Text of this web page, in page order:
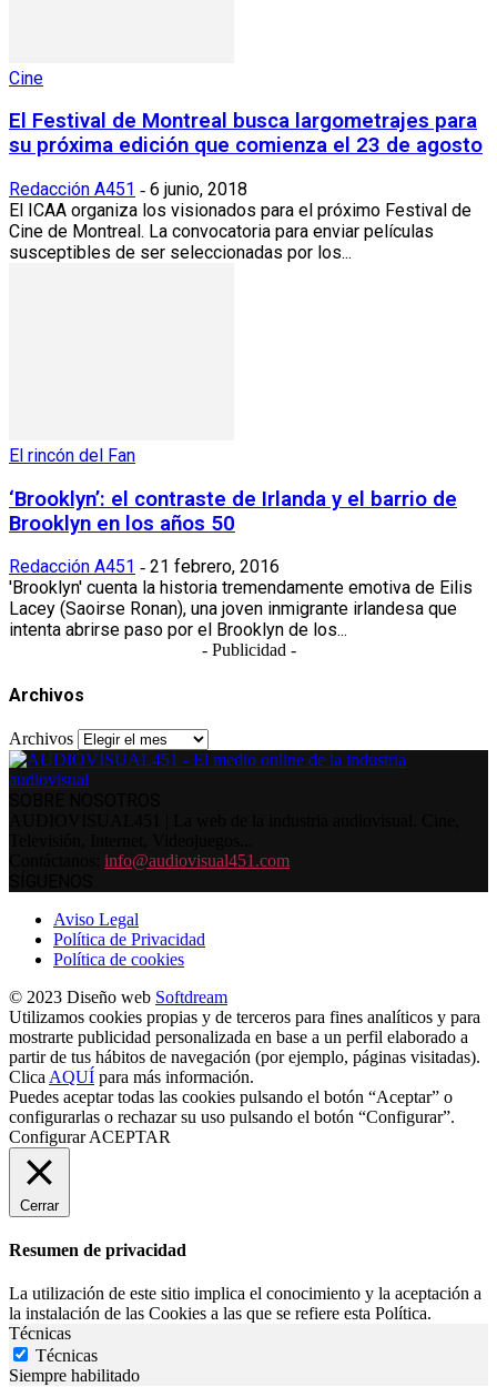
Cine
El Festival de Montreal busca largometrajes para
su próxima edición que comienza el 23 de agosto
Redacción A451 - 6 junio, 2018
El ICAA organiza los visionados para el próximo Festival de
Cine de Montreal. La convocatoria para enviar películas
susceptibles de ser seleccionadas por los...
El rincón del Fan
‘Brooklyn’: el contraste de Irlanda y el barrio de
Brooklyn en los años 50
Redacción A451 - 21 febrero, 2016
'Brooklyn' cuenta la historia tremendamente emotiva de Eilis
Lacey (Saoirse Ronan), una joven inmigrante irlandesa que
intenta abrirse paso por el Brooklyn de los...
- Publicidad -
Archivos
Archivos
info@audiovisual451.com
Aviso Legal
Política de Privacidad
Política de cookies
© 2023 Diseño web Softdream
Utilizamos cookies propias y de terceros para fines analíticos y para
mostrarte publicidad personalizada en base a un perfil elaborado a
partir de tus hábitos de navegación (por ejemplo, páginas visitadas).
Clica AQUÍ para más información.
Puedes aceptar todas las cookies pulsando el botón “Aceptar” o
configurarlas o rechazar su uso pulsando el botón “Configurar”.
Configurar ACEPTAR
Cerrar
Resumen de privacidad
La utilización de este sitio implica el conocimiento y la aceptación a
la instalación de las Cookies a las que se refiere esta Política.
Técnicas
Técnicas
Siempre habilitado